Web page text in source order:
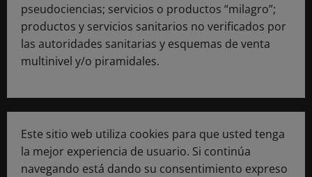
pseudociencias; servicios o productos “milagro”;
productos y servicios sanitarios no verificados por
las autoridades sanitarias y esquemas de venta
multinivel y/o piramidales.
Este sitio web utiliza cookies para que usted tenga
la mejor experiencia de usuario. Si continúa
navegando está dando su consentimiento expreso